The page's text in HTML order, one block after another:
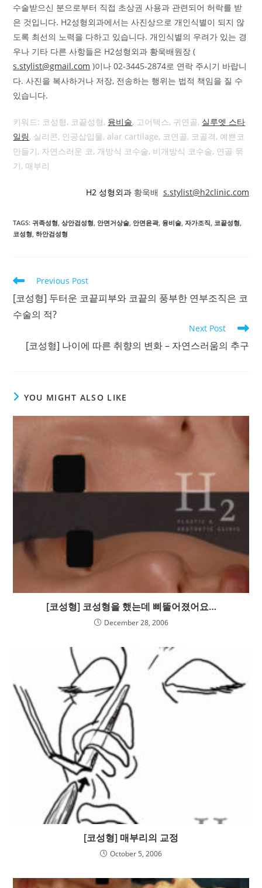
수술받으신 분으로부터 직접 초상권 사용과 관련되어 허락를 받
은 것입니다. H2성형외과에서는 사진상으로 개인식별이 되지 않
도록 최선의 노력을 다하고 있습니다. 개인식별의 우려가 있는 경
우나 기타 다른 사항들은 H2성형외과 황욱배원장 (
s.stylist@gmail.com )이나 02-3445-2874로 연락 주시기 바랍니
다. 사진을 복사하거나 저장, 전송하는 행위는 법적 책임을 질 수
있습니다.
키워드: 코성형, 코끝성형, 융비술, 고어텍스, 귀연골, 실루엣 스타
일링, 실리콘, 인공삽입물, alar cartilage, 코연골, 코골격, 예쁜코
만들기, 자연스러운 코, 개방식 코수술, 비개방식 코수술, 연골 묶
기, 매부리
H2 성형외과 황욱배 s.stylist@h2clinic.com
TAGS:귀족성형 상안검성형 안면거상술 안면윤곽, 융비술 자가조직 코끝성형
코성형 하안검성형
Read
articles
Previous Post
[코성형] 두터운 코끝피부와 코끝의 풍부한 연부조직은 코
수술의 적?
Next Post
[코성형] 나이에 따른 취향의 변화 – 자연스러움의 추구
YOU MIGHT ALSO LIKE
[코성형] 코성형을 했는데 삐뚤어졌어요…
December 28, 2006
[코성형] 매부리의 교정
October 5, 2006